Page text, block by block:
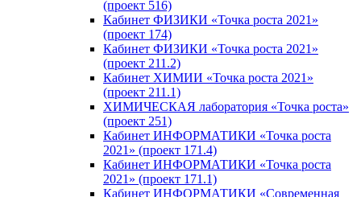
(проект 516)
Кабинет ФИЗИКИ «Точка роста 2021»
(проект 174)
Кабинет ФИЗИКИ «Точка роста 2021»
(проект 211.2)
Кабинет ХИМИИ «Точка роста 2021»
(проект 211.1)
ХИМИЧЕСКАЯ лаборатория «Точка роста»
(проект 251)
Кабинет ИНФОРМАТИКИ «Точка роста
2021» (проект 171.4)
Кабинет ИНФОРМАТИКИ «Точка роста
2021» (проект 171.1)
Кабинет ИНФОРМАТИКИ «Современная